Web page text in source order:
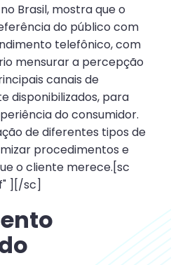
no Brasil, mostra que o
do público com
telefônico, com
mensurar a percepção
canais de
disponibilizados, para
do consumidor.
de diferentes tipos de
procedimentos e
o cliente merece.[sc
][/sc]